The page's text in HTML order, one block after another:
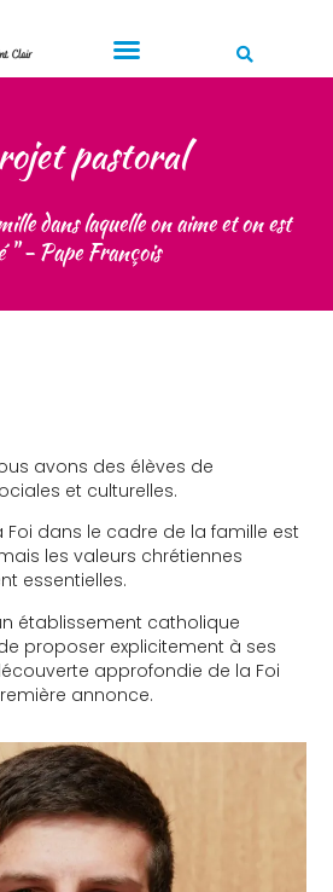
pastoral
dans laquelle on aime et on est
" - Pape François
avons des élèves de
et culturelles.
Foi dans le cadre de la famille est
les valeurs chrétiennes
essentielles.
établissement catholique
proposer explicitement à ses
approfondie de la Foi
annonce.